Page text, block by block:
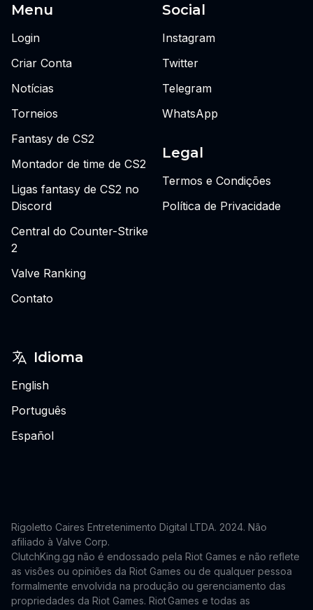
Menu
Login
Criar Conta
Notícias
Torneios
Fantasy de CS2
Montador de time de CS2
Ligas fantasy de CS2 no
Discord
Central do Counter-Strike
2
Valve Ranking
Contato
Social
Instagram
Twitter
Telegram
WhatsApp
Legal
Termos e Condições
Política de Privacidade
Idioma
English
Português
Español
Rigoletto Caires Entretenimento Digital LTDA. 2024. Não
afiliado à Valve Corp.
ClutchKing.gg não é endossado pela Riot Games e não reflete
as visões ou opiniões da Riot Games ou de qualquer pessoa
formalmente envolvida na produção ou gerenciamento das
propriedades da Riot Games. Riot Games e todas as